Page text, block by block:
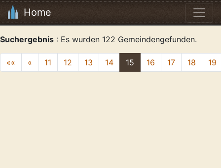
Home
Suchergebnis : Es wurden 122 Gemeindengefunden.
«« « 11 12 13 14 15 16 17 18 19